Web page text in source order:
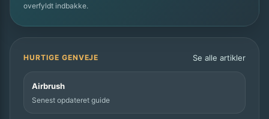
overfyldt indbakke.
HURTIGE GENVEJE Se alle artikler
Airbrush
Senest opdateret guide